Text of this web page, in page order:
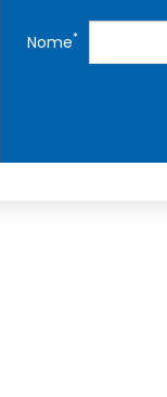
Nome*